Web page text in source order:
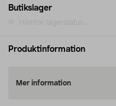
Butikslager
Produktinformation
Mer information